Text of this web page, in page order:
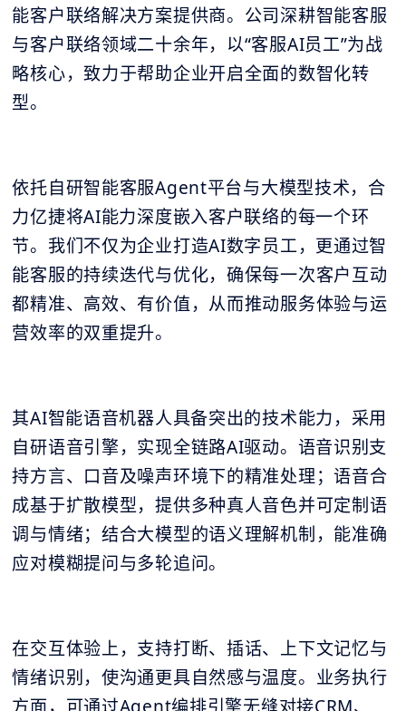
能客户联络解决方案提供商。公司深耕智能客服
与客户联络领域二十余年，以“客服AI员工”为战
略核心，致力于帮助企业开启全面的数智化转
型。
依托自研智能客服Agent平台与大模型技术，合
力亿捷将AI能力深度嵌入客户联络的每一个环
节。我们不仅为企业打造AI数字员工，更通过智
能客服的持续迭代与优化，确保每一次客户互动
都精准、高效、有价值，从而推动服务体验与运
营效率的双重提升。
其AI智能语音机器人具备突出的技术能力，采用
自研语音引擎，实现全链路AI驱动。语音识别支
持方言、口音及噪声环境下的精准处理；语音合
成基于扩散模型，提供多种真人音色并可定制语
调与情绪；结合大模型的语义理解机制，能准确
应对模糊提问与多轮追问。
在交互体验上，支持打断、插话、上下文记忆与
情绪识别，使沟通更具自然感与温度。业务执行